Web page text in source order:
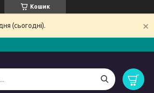
Кошик
(сьогодні).